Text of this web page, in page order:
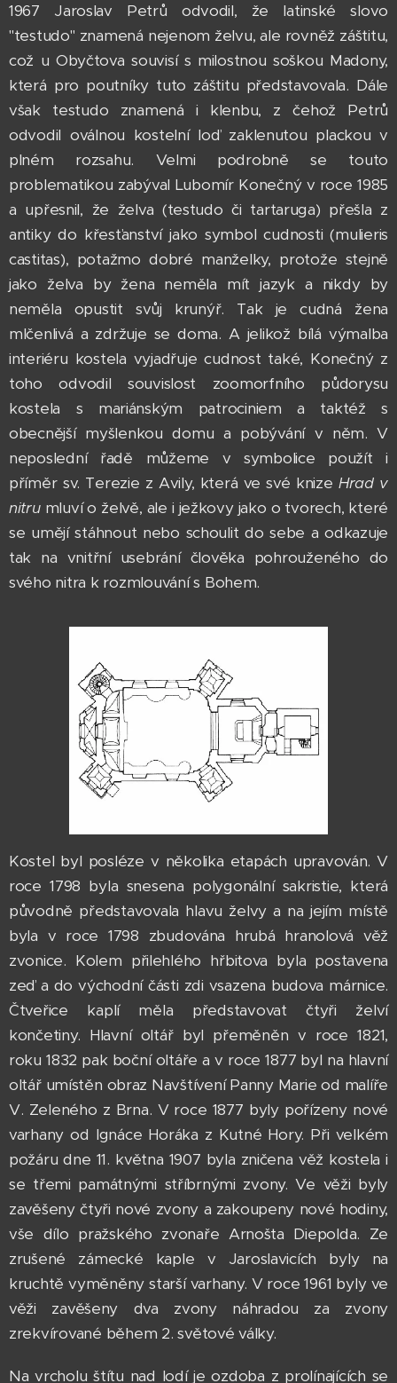
1967 Jaroslav Petrů odvodil, že latinské slovo
"testudo" znamená nejenom želvu, ale rovněž záštitu,
což u Obyčtova souvisí s milostnou soškou Madony,
která pro poutníky tuto záštitu představovala. Dále
však testudo znamená i klenbu, z čehož Petrů
odvodil oválnou kostelní loď zaklenutou plackou v
plném rozsahu. Velmi podrobně se touto
problematikou zabýval Lubomír Konečný v roce 1985
a upřesnil, že želva (testudo či tartaruga) přešla z
antiky do křesťanství jako symbol cudnosti (mulieris
castitas), potažmo dobré manželky, protože stejně
jako želva by žena neměla mít jazyk a nikdy by
neměla opustit svůj krunýř. Tak je cudná žena
mlčenlivá a zdržuje se doma. A jelikož bílá výmalba
interiéru kostela vyjadřuje cudnost také, Konečný z
toho odvodil souvislost zoomorfního půdorysu
kostela s mariánským patrociniem a taktéž s
obecnější myšlenkou domu a pobývání v něm. V
neposlední řadě můžeme v symbolice použít i
příměr sv. Terezie z Avily, která ve své knize Hrad v
nitrumluví o želvě, ale i ježkovy jako o tvorech, které
se umějí stáhnout nebo schoulit do sebe a odkazuje
tak na vnitřní usebrání člověka pohrouženého do
svého nitra k rozmlouvání s Bohem.
Kostel byl posléze v několika etapách upravován. V
roce 1798 byla snesena polygonální sakristie, která
původně představovala hlavu želvy a na jejím místě
byla v roce 1798 zbudována hrubá hranolová věž
zvonice. Kolem přilehlého hřbitova byla postavena
zeď a do východní části zdi vsazena budova márnice.
Čtveřice kaplí měla představovat čtyři želví
končetiny. Hlavní oltář byl přeměněn v roce 1821,
roku 1832 pak boční oltáře a v roce 1877 byl na hlavní
oltář umístěn obraz Navštívení Panny Marie od malíře
V. Zeleného z Brna. V roce 1877 byly pořízeny nové
varhany od Ignáce Horáka z Kutné Hory. Při velkém
požáru dne 11. května 1907 byla zničena věž kostela i
se třemi památnými stříbrnými zvony. Ve věži byly
zavěšeny čtyři nové zvony a zakoupeny nové hodiny,
vše dílo pražského zvonaře Arnošta Diepolda. Ze
zrušené zámecké kaple v Jaroslavicích byly na
kruchtě vyměněny starší varhany. V roce 1961 byly ve
věži zavěšeny dva zvony náhradou za zvony
zrekvírované během 2. světové války.
Na vrcholu štítu nad lodí je ozdoba z prolínajících se